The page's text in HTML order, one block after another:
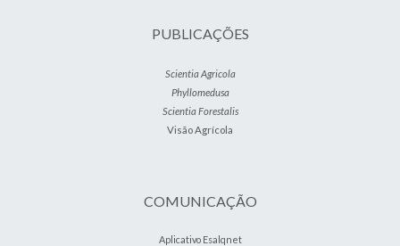
PUBLICAÇÕES
Scientia Agricola
Phyllomedusa
Scientia Forestalis
Visão Agrícola
COMUNICAÇÃO
Aplicativo Esalqnet